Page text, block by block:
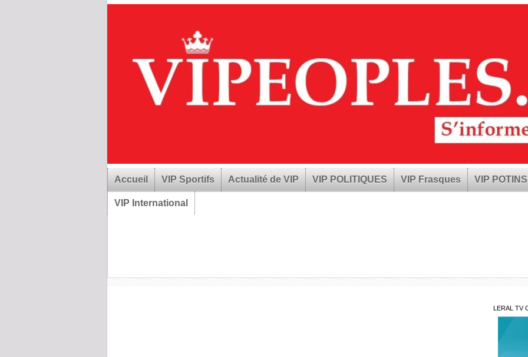
Accueil VIP Sportifs Actualité de VIP VIP POLITIQUES VIP Frasques VIP POTINS
VIP International
LERAL TV